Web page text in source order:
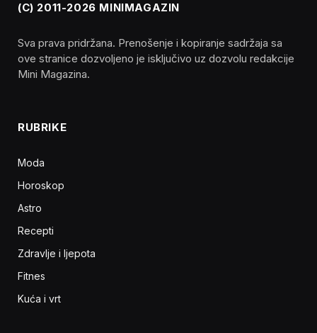
(C) 2011-2026 MINIMAGAZIN
Sva prava pridržana. Prenošenje i kopiranje sadržaja sa
ove stranice dozvoljeno je isključivo uz dozvolu redakcije
Mini Magazina.
RUBRIKE
Moda
Horoskop
Astro
Recepti
Zdravlje i ljepota
Fitnes
Kuća i vrt